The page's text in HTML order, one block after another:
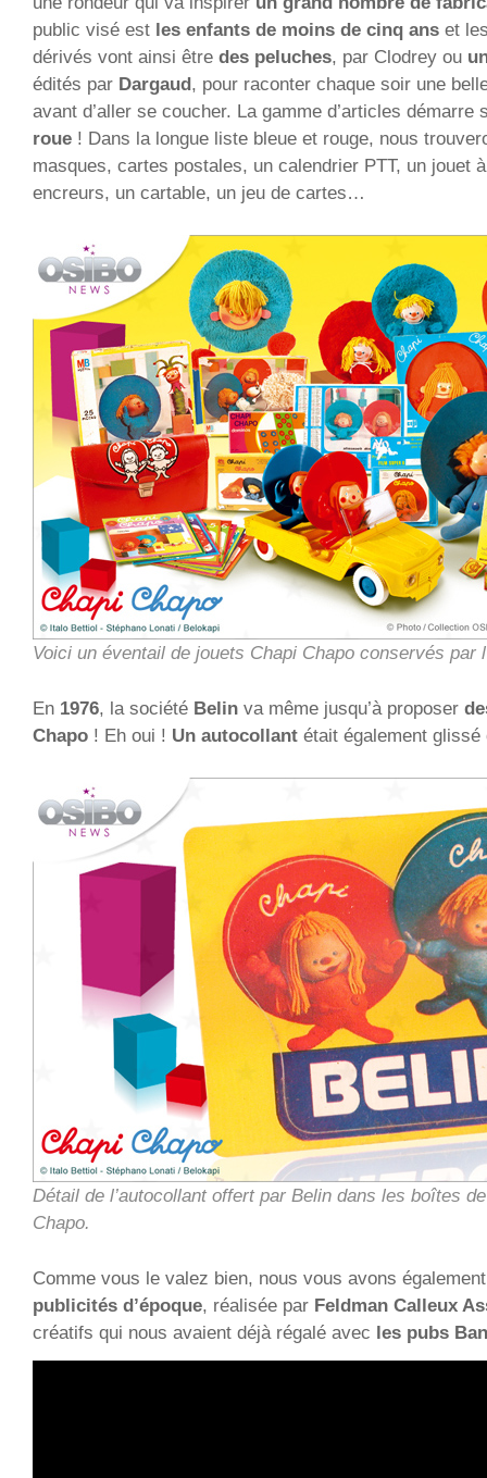
public visé est les enfants de moins de cinq ans et
dérivés vont ainsi être des peluches, par Clodrey ou
édités par Dargaud, pour raconter chaque soir une
avant d’aller se coucher. La gamme d’articles démarre
roue ! Dans la longue liste bleue et rouge, nous
masques, cartes postales, un calendrier PTT, un jouet
encreurs, un cartable, un jeu de cartes…
Voici un éventail de jouets Chapi Chapo conservés par
En 1976, la société Belin va même jusqu’à proposer
Chapo ! Eh oui ! Un autocollant était également
Détail de l’autocollant offert par Belin dans les boîtes
Chapo.
Comme vous le valez bien, nous vous avons
publicités d’époque, réalisée par Feldman Calleux
créatifs qui nous avaient déjà régalé avec les pubs